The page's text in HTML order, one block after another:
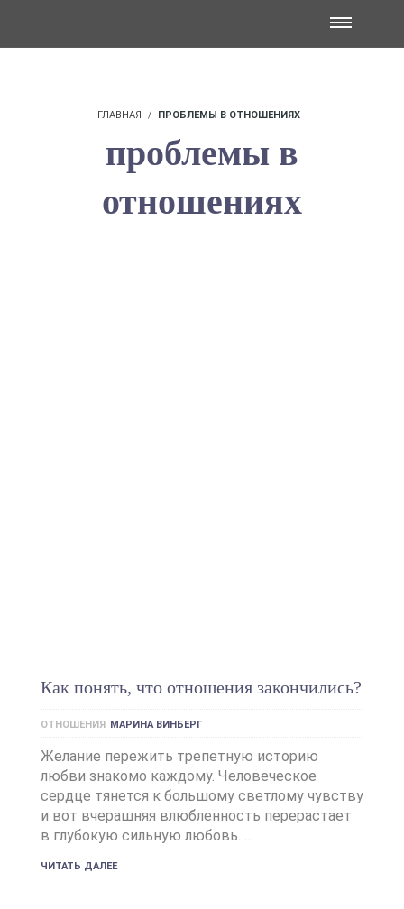
ГЛАВНАЯ ПРОБЛЕМЫ В ОТНОШЕНИЯХ
проблемы в
отношениях
Как понять, что отношения закончились?
ОТНОШЕНИЯ МАРИНА ВИНБЕРГ
Желание пережить трепетную историю
любви знакомо каждому. Человеческое
сердце тянется к большому светлому чувству
и вот вчерашняя влюбленность перерастает
в глубокую сильную любовь. …
ЧИТАТЬ ДАЛЕЕ